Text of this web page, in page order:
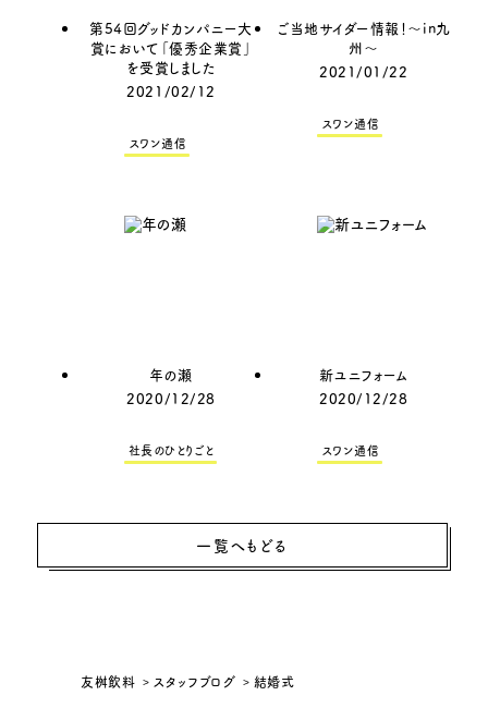
第54回グッドカンパニー大
賞において「優秀企業賞」
を受賞しました
2021/02/12
スワン通信
ご当地サイダー情報！～in九
州～
2021/01/22
スワン通信
年の瀬
2020/12/28
社長のひとりごと
新ユニフォーム
2020/12/28
スワン通信
一覧へもどる
友桝飲料 スタッフブログ 結婚式